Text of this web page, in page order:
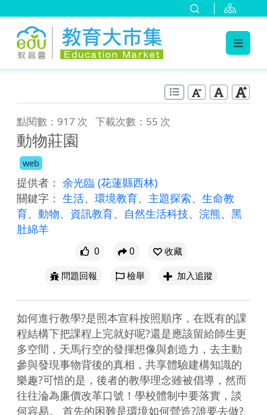
點閱數：917 次 下載次數：55 次
動物莊園
web
提供者： 余光臨 (花蓮縣西林)
關鍵字： 生活、 環境教育、 主題探索、 生命教
育、 動物、 資訊教育、 自然生活科技、 浣熊、 黑
肚綿羊
0 0
收藏
問題回報
檢舉 加入追蹤
如何進行教學?是照本宣科按照順序，在既有的課
程結構下把課程上完就好呢?還是應該留給師生更
多空間，天馬行空的發揮想像與創造力，去主動
參與發現事物背後的真相，共享體驗建構知識的
樂趣?可惜的是，後者的教學理念雖被倡導，然而
往往淪為廉價改革口號！學校體制中要落實，談
何容易。 首先的困難是環境如何營造?誰要去做?